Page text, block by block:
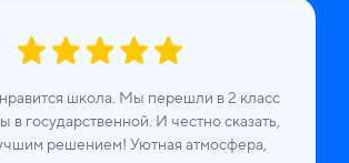
школа. Мы перешли в 2 класс
в государственной. И честно сказать,
решением! Уютная атмосфера,